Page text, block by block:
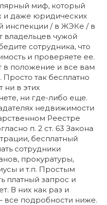
миф, который
и даже юридических
инспекции / в ЖЭКе / в
владельцев чужой
сотрудника, что
и проверяете ее.
в положение и все вам
так бесплатно
ни в этих
ни где-либо еще.
недвижимости
Реестре
п. 2 ст. 63 Закона
бесплатный
сотрудники
прокуратуры,
и т.п. Простым
платный запрос и
В них как раз и
подробности ниже.